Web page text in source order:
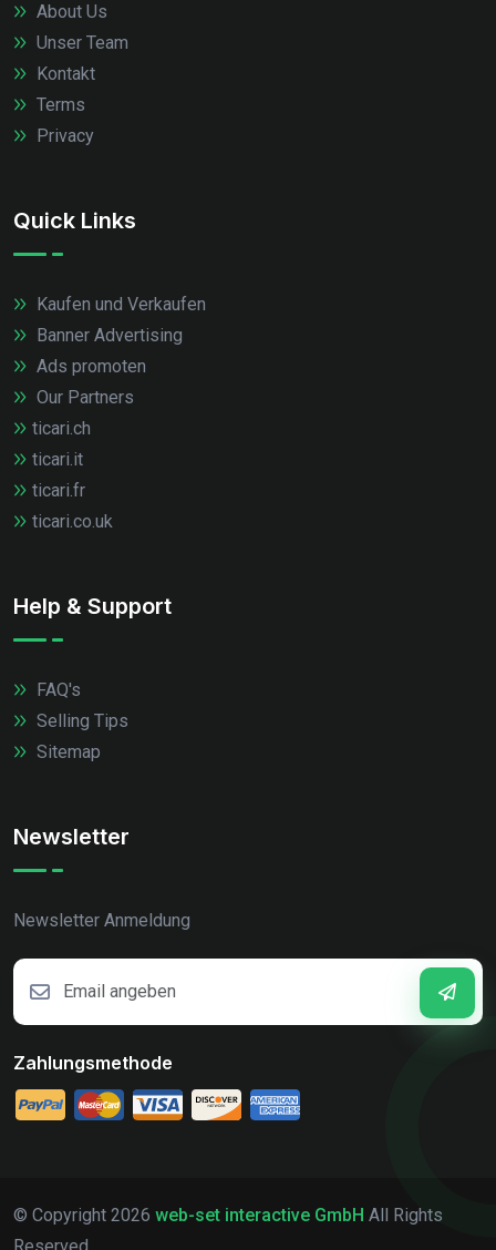
About Us
Unser Team
Kontakt
Terms
Privacy
Quick Links
Kaufen und Verkaufen
Banner Advertising
Ads promoten
Our Partners
ticari.ch
ticari.it
ticari.fr
ticari.co.uk
Help & Support
FAQ's
Selling Tips
Sitemap
Newsletter
Newsletter Anmeldung
Zahlungsmethode
© Copyright 2026 web-set interactive GmbH All Rights